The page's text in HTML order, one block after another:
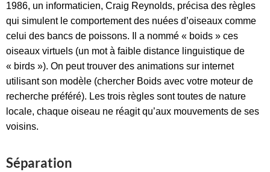
1986, un informaticien, Craig Reynolds, précisa des règles
qui simulent le comportement des nuées d’oiseaux comme
celui des bancs de poissons. Il a nommé « boids » ces
oiseaux virtuels (un mot à faible distance linguistique de
« birds »). On peut trouver des animations sur internet
utilisant son modèle (chercher Boids avec votre moteur de
recherche préféré). Les trois règles sont toutes de nature
locale, chaque oiseau ne réagit qu’aux mouvements de ses
voisins.
Séparation